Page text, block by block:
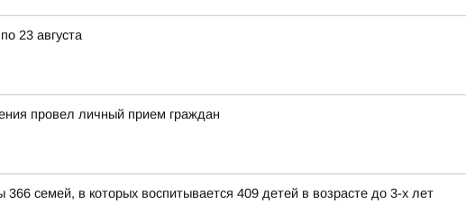
23 августа
провел личный прием граждан
семей, в которых воспитывается 409 детей в возрасте до 3-х лет